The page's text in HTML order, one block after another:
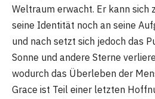
Weltraum erwacht. Er kann sich
seine Identität noch an seine
und nach setzt sich jedoch das
Sonne und andere Sterne
wodurch das Überleben der
Grace ist Teil einer letzten